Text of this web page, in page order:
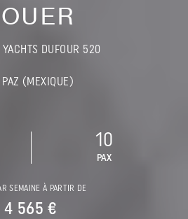
YACHTS DUFOUR 520
PAZ (MEXIQUE)
10
PAX
SEMAINE À PARTIR DE
4 565 €